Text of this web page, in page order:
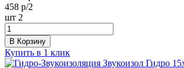
458 р/2
шт 2
В Корзину
Купить в 1 клик